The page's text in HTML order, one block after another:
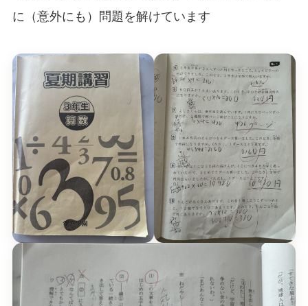
に（意外にも）問題を解けています